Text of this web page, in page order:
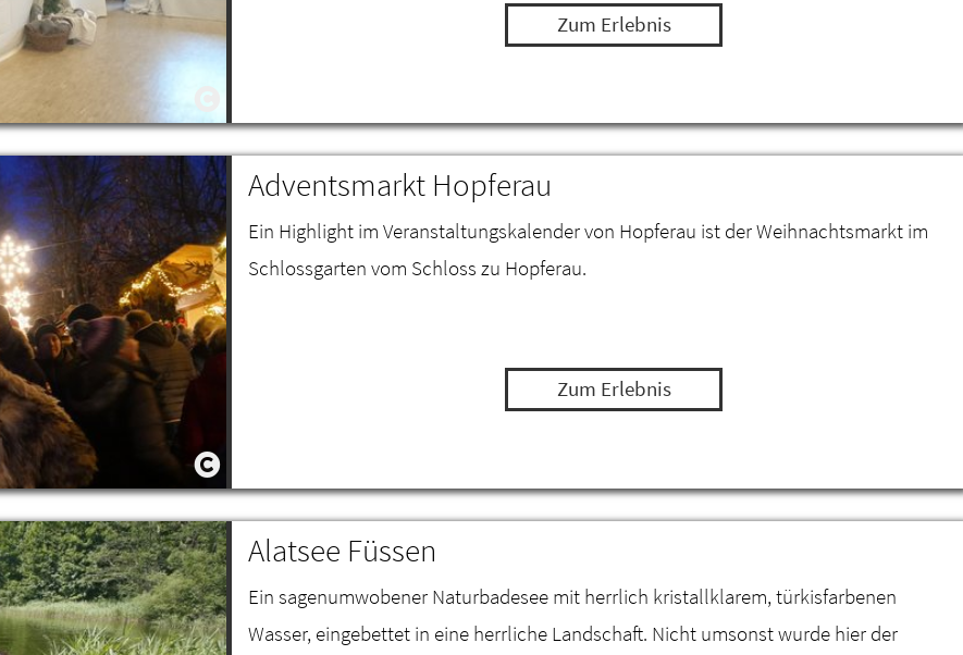
Zum Erlebnis
Adventsmarkt Hopferau
Ein Highlight im Veranstaltungskalender von Hopferau ist der Weihnachtsmarkt im
Schlossgarten vom Schloss zu Hopferau.
Zum Erlebnis
Alatsee Füssen
Ein sagenumwobener Naturbadesee mit herrlich kristallklarem, türkisfarbenen
Wasser, eingebettet in eine herrliche Landschaft. Nicht umsonst wurde hier der